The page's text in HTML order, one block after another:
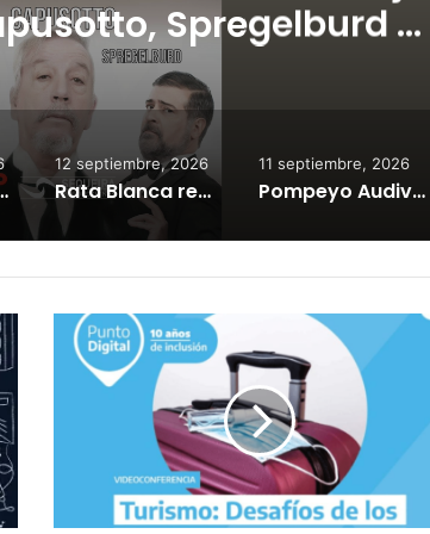
Spregelburd y
ya están a la venta las entradas
12 septiembre, 2026
Rata Blanca regresa a Tandil con un show demoledor en el Estadio Unión y Progreso
11 septiembre, 2026
Pompeyo Audivert llega al Teatro del Fuerte con la aclamada obra «Habitación Macbeth»